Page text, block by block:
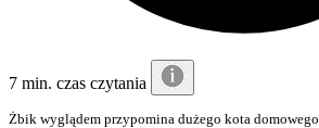
7 min. czas czytania
Żbik wyglądem przypomina dużego kota domowego